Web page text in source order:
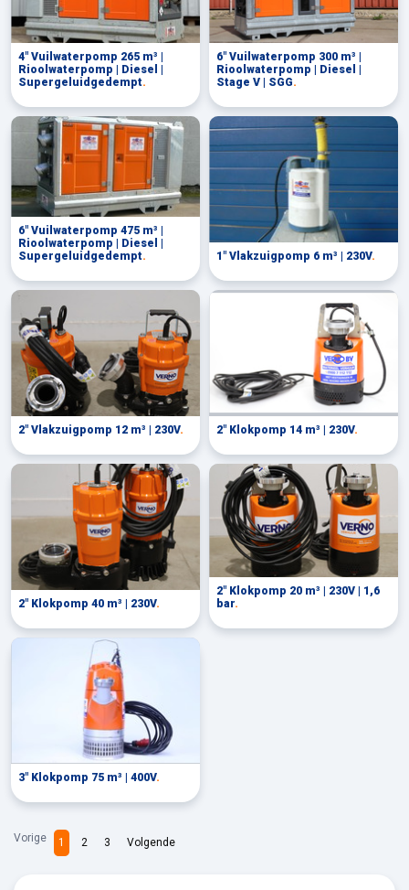
4" Vuilwaterpomp 265 m³ |
Rioolwaterpomp | Diesel |
Supergeluidgedempt.
6" Vuilwaterpomp 300 m³ |
Rioolwaterpomp | Diesel |
Stage V | SGG.
6" Vuilwaterpomp 475 m³ |
Rioolwaterpomp | Diesel |
Supergeluidgedempt. 1" Vlakzuigpomp 6 m³ | 230V.
2" Vlakzuigpomp 12 m³ | 230V. 2" Klokpomp 14 m³ | 230V.
2" Klokpomp 40 m³ | 230V.
2" Klokpomp 20 m³ | 230V | 1,6
bar.
3" Klokpomp 75 m³ | 400V.
Vorige 1 2 3 Volgende